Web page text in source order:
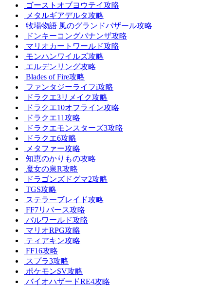
ゴーストオブヨウテイ攻略
メタルギアデルタ攻略
牧場物語 風のグランドバザール攻略
ドンキーコングバナンザ攻略
マリオカートワールド攻略
モンハンワイルズ攻略
エルデンリング攻略
Blades of Fire攻略
ファンタジーライフi攻略
ドラクエ3リメイク攻略
ドラクエ10オフライン攻略
ドラクエ11攻略
ドラクエモンスターズ3攻略
ドラクエ6攻略
メタファー攻略
知恵のかりもの攻略
魔女の泉R攻略
ドラゴンズドグマ2攻略
TGS攻略
ステラーブレイド攻略
FF7リバース攻略
パルワールド攻略
マリオRPG攻略
ティアキン攻略
FF16攻略
スプラ3攻略
ポケモンSV攻略
バイオハザードRE4攻略